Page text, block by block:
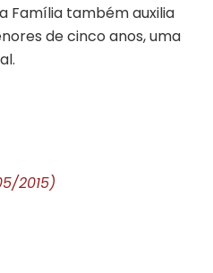
Família também auxilia
de cinco anos, uma
2015)